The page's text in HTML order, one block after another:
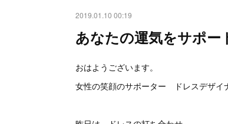
2019.01.10 00:19
あなたの運気をサポー
おはようございます。
女性の笑顔のサポーター ドレスデザイ